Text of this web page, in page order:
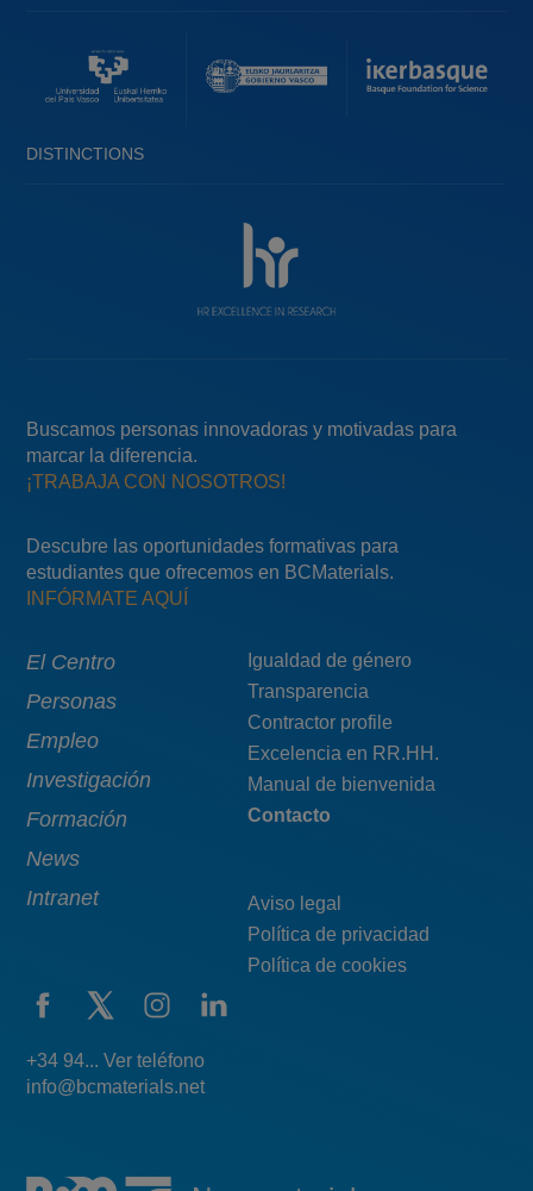
DISTINCTIONS
Buscamos personas innovadoras y motivadas para
marcar la diferencia.
¡TRABAJA CON NOSOTROS!
Descubre las oportunidades formativas para
estudiantes que ofrecemos en BCMaterials.
INFÓRMATE AQUÍ
Main
navigation
El Centro
Personas
Empleo
Investigación
Formación
News
Intranet
Menú
pie
top
Igualdad de género
Transparencia
Contractor profile
Excelencia en RR.HH.
Manual de bienvenida
Contacto
Aviso legal
Política de privacidad
Política de cookies
+34 94... Ver teléfono
info@bcmaterials.net